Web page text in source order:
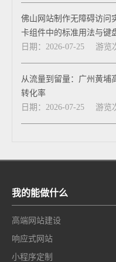
佛山网站制作无障碍访问
卡组件中的标准用法与键
日期：2026-07-25
游览
从流量到留量：广州黄埔
转化率
日期：2026-07-25
游览
我的能做什么
高端网站建设
响应式网站
小程序定制